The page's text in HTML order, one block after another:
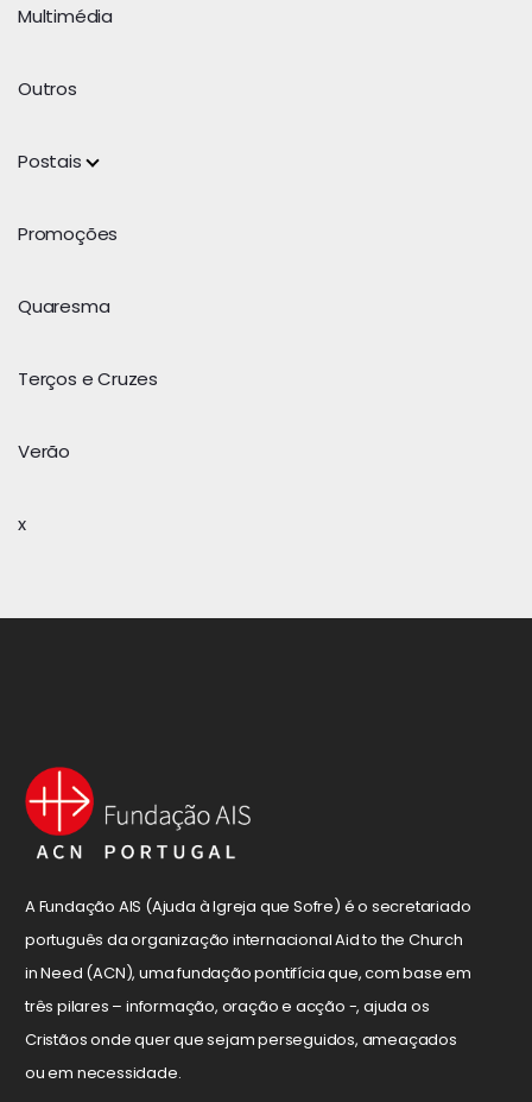
Multimédia
Outros
Postais
Promoções
Quaresma
Terços e Cruzes
Verão
x
A Fundação AIS (Ajuda à Igreja que Sofre) é o secretariado
português da organização internacional Aid to the Church
in Need (ACN), uma fundação pontifícia que, com base em
três pilares – informação, oração e acção -, ajuda os
Cristãos onde quer que sejam perseguidos, ameaçados
ou em necessidade.